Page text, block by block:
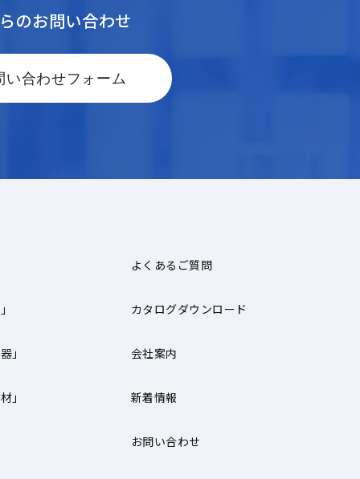
のお問い合わせ
い合わせフォーム
」
」
よくあるご質問
カタログダウンロード
会社案内
新着情報
お問い合わせ